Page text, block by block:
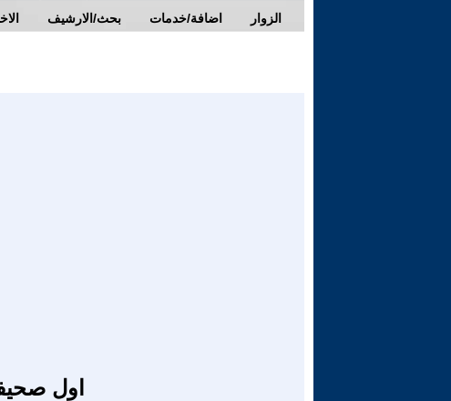
بحث/الارشيف اضافة/خدمات الزوار
اول